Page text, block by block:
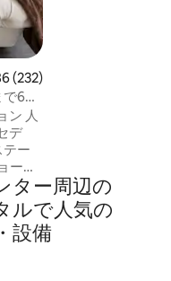
ー232件、5つ星中4.86つ
(232)
6分
人
デ
ー
ージ
・ジ
ス・
～12
あり、近くに直通
ター⁠周⁠辺⁠の
ル⁠で人⁠気⁠の
設⁠備